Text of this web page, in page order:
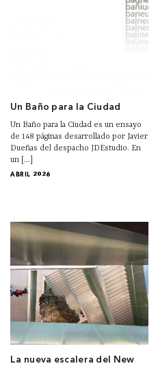
Un Baño para la Ciudad
Un Baño para la Ciudad es un ensayo
de 148 páginas desarrollado por Javier
Dueñas del despacho JDEstudio. En
un [...]
ABRIL 2026
La nueva escalera del New